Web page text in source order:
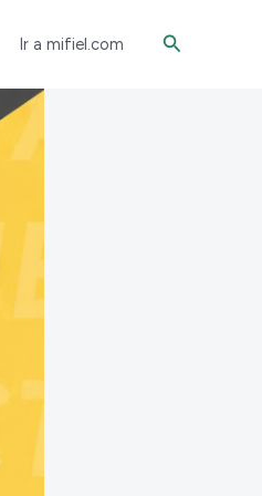
Ir a mifiel.com Buscar